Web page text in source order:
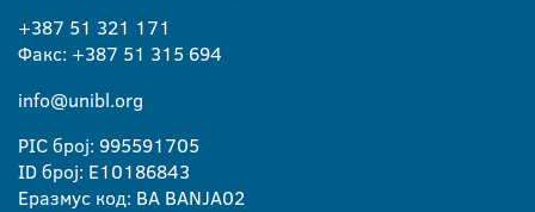
+387 51 321 171
Факс: +387 51 315 694
info@unibl.org
PIC број: 995591705
ID број: E10186843
Еразмус код: BA BANJA02